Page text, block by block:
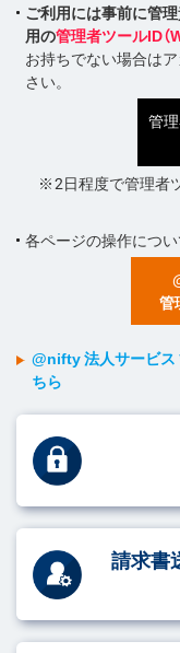
ご利用には事前に管
用の管理者ツールID（
お持ちでない場合は
さい。
管
※2日程度で管理者
各ページの操作につ
管
@nifty 法人サービス
ちら
請求書